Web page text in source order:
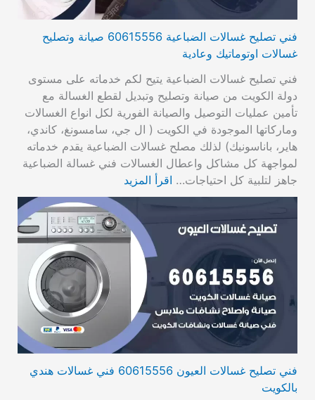
فني تصليح غسالات الضباعية 60615556 صيانة وتصليح
غسالات اوتوماتيك وعادية
فني تصليح غسالات الضباعية يتيح لكم خدماته على مستوى
دولة الكويت من صيانة وتصليح وتبديل لقطع الغسالة مع
تأمين عمليات التوصيل والصيانة الفورية لكل انواع الغسالات
وماركاتها الموجودة في الكويت ( ال جي، سامسونغ، كاندي،
هاير، باناسونيك) لذلك مصلح غسالات الضباعية يقدم خدماته
لمواجهة كل مشاكل واعطال الغسالات فني غسالة الضباعية
جاهز لتلبية كل احتياجات… اقرأ المزيد
فني تصليح غسالات العيون 60615556 فني غسالات هندي
بالكويت